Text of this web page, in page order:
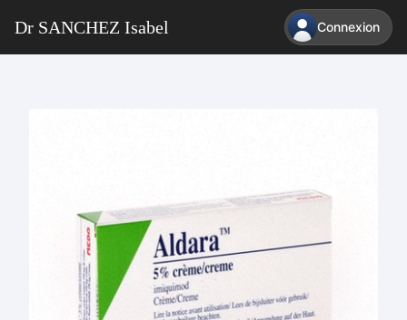
Dr SANCHEZ Isabel Connexion